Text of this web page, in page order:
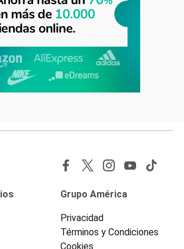
Grupo América
Privacidad
Términos y Condiciones
Cookies